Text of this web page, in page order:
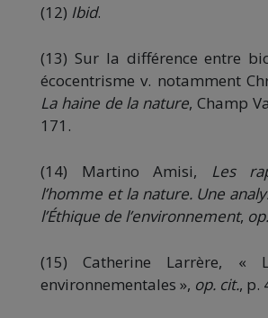
(12) Ibid.
(13) Sur la différence entre
écocentrisme v. notamment
La haine de la nature, Champ
171.
(14) Martino Amisi, Les
l’homme et la nature. Une
l’Éthique de l’environnement,
(15) Catherine Larrère, «
environnementales », op. cit., p.